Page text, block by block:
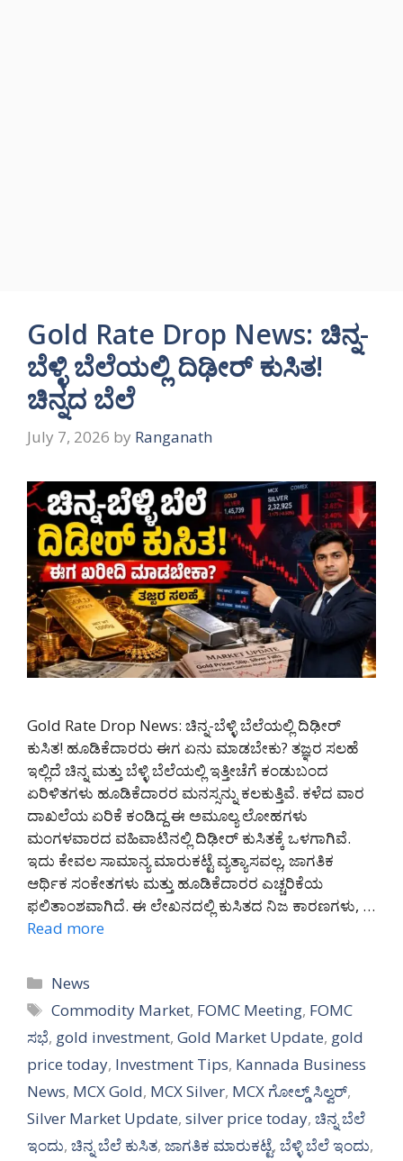
Gold Rate Drop News: ಚಿನ್ನ-
ಬೆಳ್ಳಿ ಬೆಲೆಯಲ್ಲಿ ದಿಢೀರ್ ಕುಸಿತ!
ಚಿನ್ನದ ಬೆಲೆ
July 7, 2026 by Ranganath
Gold Rate Drop News: ಚಿನ್ನ-ಬೆಳ್ಳಿ ಬೆಲೆಯಲ್ಲಿ ದಿಢೀರ್
ಕುಸಿತ! ಹೂಡಿಕೆದಾರರು ಈಗ ಏನು ಮಾಡಬೇಕು? ತಜ್ಞರ ಸಲಹೆ
ಇಲ್ಲಿದೆ ಚಿನ್ನ ಮತ್ತು ಬೆಳ್ಳಿ ಬೆಲೆಯಲ್ಲಿ ಇತ್ತೀಚೆಗೆ ಕಂಡುಬಂದ
ಏರಿಳಿತಗಳು ಹೂಡಿಕೆದಾರರ ಮನಸ್ಸನ್ನು ಕಲಕುತ್ತಿವೆ. ಕಳೆದ ವಾರ
ದಾಖಲೆಯ ಏರಿಕೆ ಕಂಡಿದ್ದ ಈ ಅಮೂಲ್ಯ ಲೋಹಗಳು
ಮಂಗಳವಾರದ ವಹಿವಾಟಿನಲ್ಲಿ ದಿಢೀರ್ ಕುಸಿತಕ್ಕೆ ಒಳಗಾಗಿವೆ.
ಇದು ಕೇವಲ ಸಾಮಾನ್ಯ ಮಾರುಕಟ್ಟೆ ವ್ಯತ್ಯಾಸವಲ್ಲ, ಜಾಗತಿಕ
ಆರ್ಥಿಕ ಸಂಕೇತಗಳು ಮತ್ತು ಹೂಡಿಕೆದಾರರ ಎಚ್ಚರಿಕೆಯ
ಫಲಿತಾಂಶವಾಗಿದೆ. ಈ ಲೇಖನದಲ್ಲಿ ಕುಸಿತದ ನಿಜ ಕಾರಣಗಳು, …
Read more
Categories
News
Tags
Commodity Market, FOMC Meeting, FOMC
ಸಭೆ, gold investment, Gold Market Update, gold
price today, Investment Tips, Kannada Business
News, MCX Gold, MCX Silver, MCX ಗೋಲ್ಡ್ ಸಿಲ್ವರ್,
Silver Market Update, silver price today, ಚಿನ್ನ ಬೆಲೆ
ಇಂದು, ಚಿನ್ನ ಬೆಲೆ ಕುಸಿತ, ಜಾಗತಿಕ ಮಾರುಕಟ್ಟೆ, ಬೆಳ್ಳಿ ಬೆಲೆ ಇಂದು,